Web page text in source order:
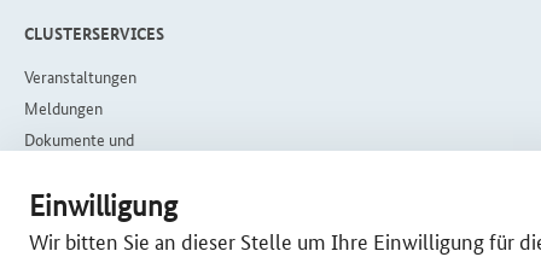
Einwilligung
Wir bitten Sie an dieser Stelle um Ihre Einwilligung für
CLUS­TER­SER­VICES
Veranstaltungen
Meldungen
Dokumente und
Newslet­ter-An­mel­dung
Un­ter­stüt­zungs­an­ge­bo­te &
För­der­pro­gram­me